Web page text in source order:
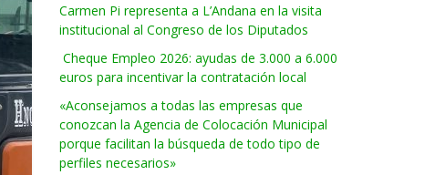
Carmen Pi representa a L’Andana en la visita
institucional al Congreso de los Diputados
Cheque Empleo 2026: ayudas de 3.000 a 6.000
euros para incentivar la contratación local
«Aconsejamos a todas las empresas que
conozcan la Agencia de Colocación Municipal
porque facilitan la búsqueda de todo tipo de
perfiles necesarios»